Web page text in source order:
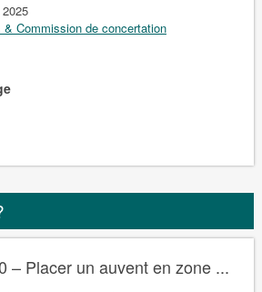
& Commission de concertation
– Placer un auvent en zone ...